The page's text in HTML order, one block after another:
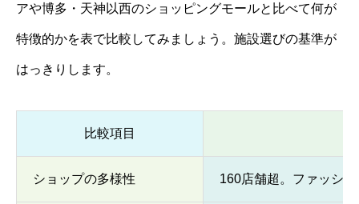
アや博多・天神以西のショッピングモールと比べて何が
特徴的かを表で比較してみましょう。施設選びの基準が
はっきりします。
比較項目
ショップの多様性 160店舗超。ファッシ